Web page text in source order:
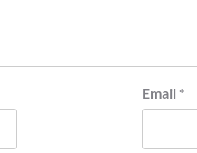
Email *